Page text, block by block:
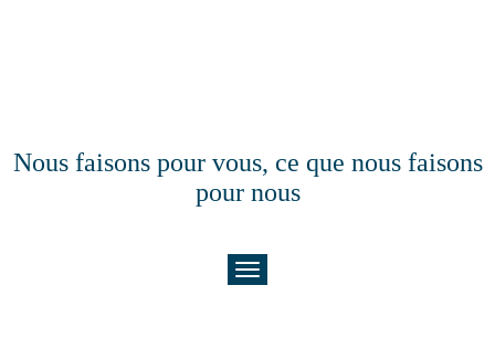
Nous faisons pour vous, ce que nous faisons
pour nous